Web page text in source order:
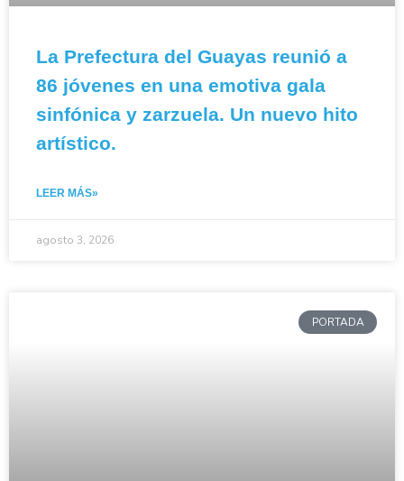
La Prefectura del Guayas reunió a
86 jóvenes en una emotiva gala
sinfónica y zarzuela. Un nuevo hito
artístico.
LEER MÁS»
agosto 3, 2026
PORTADA